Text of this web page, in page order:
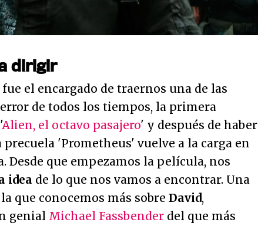
dirigir
el encargado de traernos una de las
de todos los tiempos, la primera
Alien, el octavo pasajero' y después de haber
'Prometheus' vuelve a la carga en
Desde que empezamos la película, nos
idea de lo que nos vamos a encontrar. Una
que conocemos más sobre David,
genial Michael Fassbender del que más